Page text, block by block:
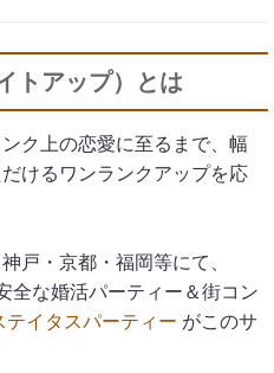
トアップ）とは
ク上の恋愛に至るまで、幅
けるワンランクアップを応
戸・京都・福岡等にて、
全な婚活パーティー＆街コン
テイタスパーティー がこのサ